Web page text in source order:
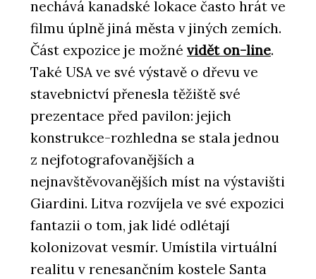
nechává kanadské lokace často hrát ve
filmu úplně jiná města v jiných zemích.
Část expozice je možné vidět on-line.
Také USA ve své výstavě o dřevu ve
stavebnictví přenesla těžiště své
prezentace před pavilon: jejich
konstrukce-rozhledna se stala jednou
z nejfotografovanějších a
nejnavštěvovanějších míst na výstavišti
Giardini. Litva rozvíjela ve své expozici
fantazii o tom, jak lidé odlétají
kolonizovat vesmír. Umístila virtuální
realitu v renesančním kostele Santa